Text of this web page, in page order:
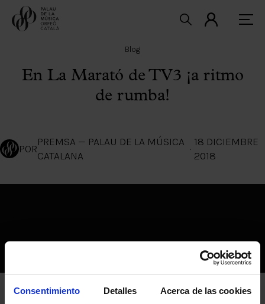
Consentimiento Detalles Acerca de las cookies
Blog
En La Marató de TV3 ¡a ritmo
de rumba!
POR
PREMSA — PALAU DE LA MÚSICA
CATALANA
·
18 DICIEMBRE
2018